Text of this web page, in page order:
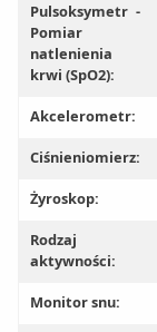
Pulsoksymetr -
Pomiar
natlenienia
krwi (SpO2):
Akcelerometr:
Ciśnieniomierz:
Żyroskop:
Rodzaj
aktywności:
Monitor snu: